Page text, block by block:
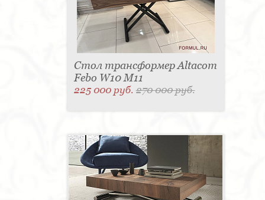
Стол трансформер Altacom
Febo W10 M11
225 000 руб.270 000 руб.